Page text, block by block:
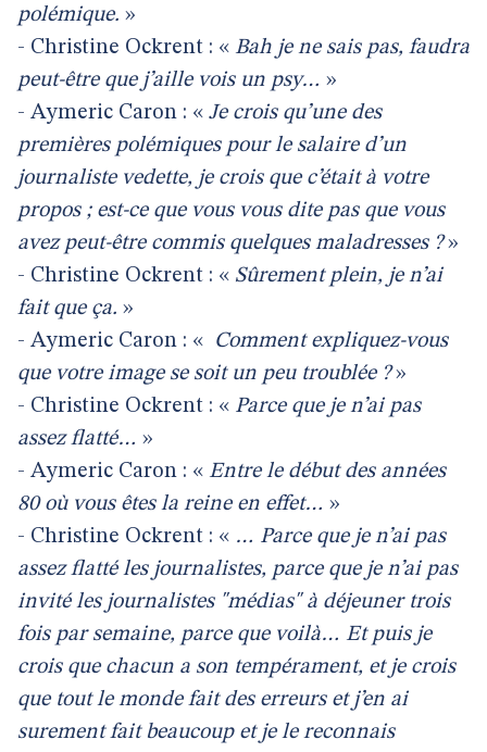
polémique. »
- Christine Ockrent : « Bah je ne sais pas, faudra
peut-être que j’aille vois un psy… »
- Aymeric Caron : « Je crois qu’une des
premières polémiques pour le salaire d’un
journaliste vedette, je crois que c’était à votre
propos ; est-ce que vous vous dite pas que vous
avez peut-être commis quelques maladresses ?»
- Christine Ockrent : « Sûrement plein, je n’ai
fait que ça. »
- Aymeric Caron : « Comment expliquez-vous
que votre image se soit un peu troublée ?»
- Christine Ockrent : « Parce que je n’ai pas
assez flatté… »
- Aymeric Caron : « Entre le début des années
80 où vous êtes la reine en effet… »
- Christine Ockrent : « … Parce que je n’ai pas
assez flatté les journalistes, parce que je n’ai pas
invité les journalistes "médias" à déjeuner trois
fois par semaine, parce que voilà… Et puis je
crois que chacun a son tempérament, et je crois
que tout le monde fait des erreurs et j’en ai
surement fait beaucoup et je le reconnais